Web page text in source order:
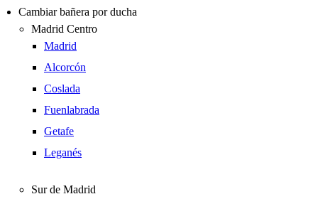
Cambiar bañera por ducha
Madrid Centro
Madrid
Alcorcón
Coslada
Fuenlabrada
Getafe
Leganés
Sur de Madrid